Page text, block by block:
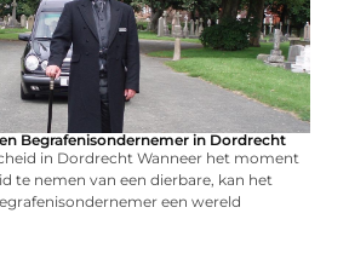
Begrafenisondernemer in Dordrecht
in Dordrecht Wanneer het moment
te nemen van een dierbare, kan het
een wereld